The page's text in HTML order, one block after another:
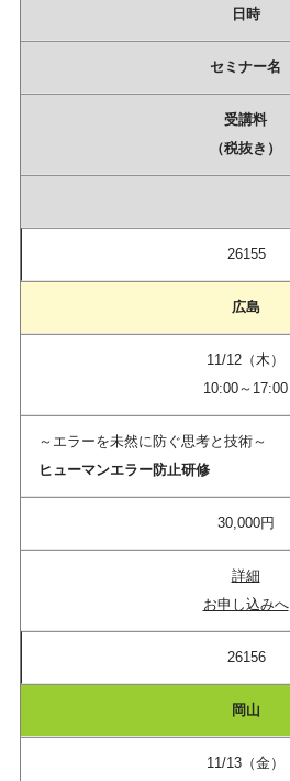
日時
セミナー名
受講料
（税抜き）
26155
広島
11/12（木）
10:00～17:00
～エラーを未然に防ぐ思考と技術～
ヒューマンエラー防止研修
30,000円
詳細
お申し込みへ
26156
岡山
11/13（金）